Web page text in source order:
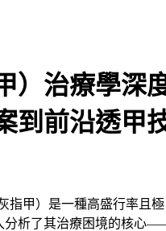
）治療學深
到前沿透甲
指甲）是一種高盛行率且極
分析了其治療困境的核心